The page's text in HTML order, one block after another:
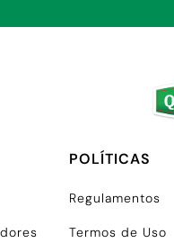
POLÍTICAS
Regulamentos
Termos de Uso